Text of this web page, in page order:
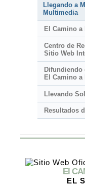
Llegando a
Multimedia
El Camino
Centro de
Sitio Web
Difundiendo
El Camino a
Llevando
Resultados
El
EL